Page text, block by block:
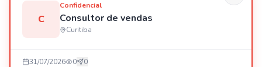
C
Confidencial
Consultor de vendas
Curitiba
31/07/2026 0 0